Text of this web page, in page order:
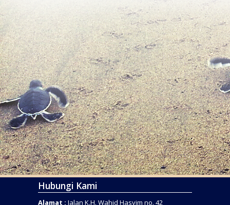
Hubungi Kami
Alamat : Jalan K.H. Wahid Hasyim no. 42